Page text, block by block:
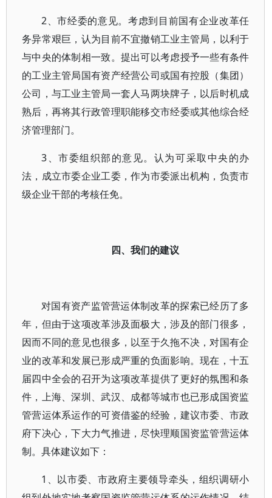
2、市经委的意见。考虑到目前国有企业改革任
务异常艰巨，认为目前不宜撤销工业主管局，以利于
与中央的体制相一致。提出可以考虑授予一些有条件
的工业主管局国有资产经营公司或国有控股（集团）
公司，与工业主管局一套人马两块牌子，以后时机成
熟后，再将其行政管理职能移交市经委或其他综合经
济管理部门。
3、市委组织部的意见。认为可采取中央的办
法，成立市委企业工委，作为市委派出机构，负责市
级企业干部的考核任免。
四、我们的建议
对国有资产监管营运体制改革的探索已经历了多
年，但由于这项改革涉及面极大，涉及的部门很多，
因而不同的意见也很多，以至于久拖不决，对国有企
业的改革和发展已形成严重的负面影响。现在，十五
届四中全会的召开为这项改革提供了更好的氛围和条
件，上海、深圳、武汉、成都等城市也已形成国资监
管营运体系运作的可资借鉴的经验，建议市委、市政
府下决心，下大力气推进，尽快理顺国资监管营运体
制。具体建议如下：
1、以市委、市政府主要领导牵头，组织调研小